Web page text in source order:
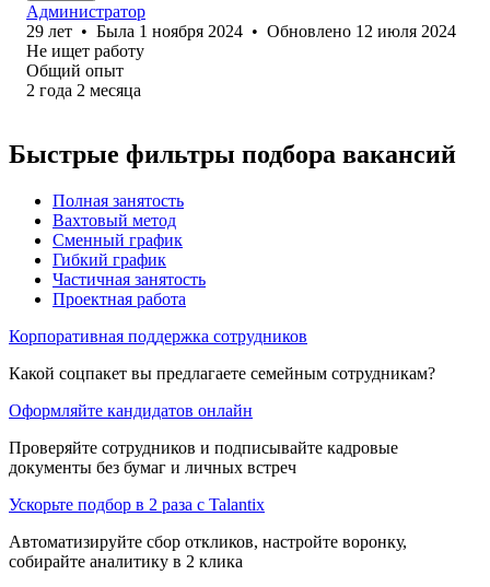
Администратор
29 лет • Была 1 ноября 2024 • Обновлено 12 июля 2024
Не ищет работу
Общий опыт
2 года 2 месяца
Быстрые фильтры подбора вакансий
Полная занятость
Вахтовый метод
Сменный график
Гибкий график
Частичная занятость
Проектная работа
Корпоративная поддержка сотрудников
Какой соцпакет вы предлагаете семейным сотрудникам?
Оформляйте кандидатов онлайн
Проверяйте сотрудников и подписывайте кадровые
документы без бумаг и личных встреч
Ускорьте подбор в 2 раза с Talantix
Автоматизируйте сбор откликов, настройте воронку,
собирайте аналитику в 2 клика